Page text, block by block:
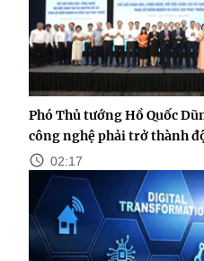
Phó Thủ tướng Hồ Quốc
công nghệ phải trở thành
02:17